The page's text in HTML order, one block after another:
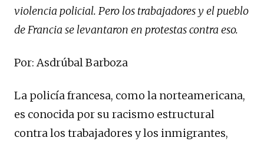
violencia policial. Pero los trabajadores y el pueblo
de Francia se levantaron en protestas contra eso.
Por: Asdrúbal Barboza
La policía francesa, como la norteamericana,
es conocida por su racismo estructural
contra los trabajadores y los inmigrantes,